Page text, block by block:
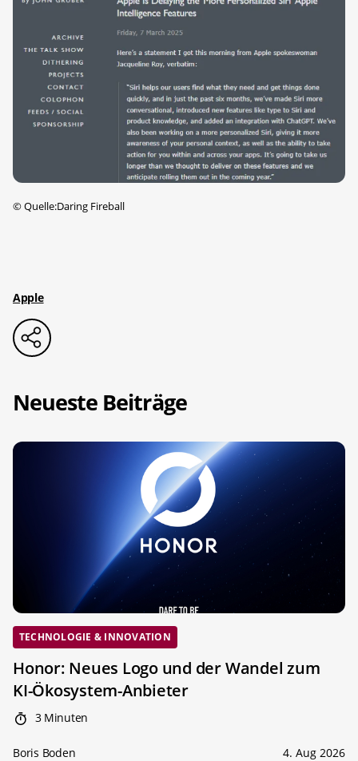
©Quelle:Daring Fireball
Apple
Neueste Beiträge
TECHNOLOGIE & INNOVATION
Honor: Neues Logo und der Wandel zum
KI-Ökosystem-Anbieter
3 Minuten
Boris Boden 4. Aug 2026